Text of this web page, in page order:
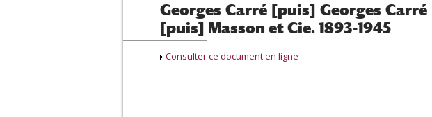
Georges Carré [puis] Georges
[puis] Masson et Cie. 1893-1945
Consulter ce document en ligne